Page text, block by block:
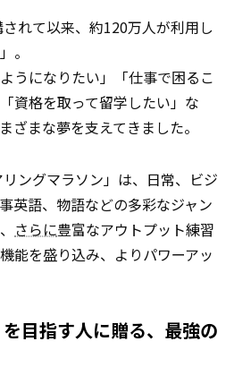
れて以来、約120万人が利用し
。
うになりたい」「仕事で困るこ
資格を取って留学したい」な
ざまな夢を支えてきました。
ングマラソン」は、日常、ビジ
英語、物語などの多彩なジャン
さらに豊富なアウトプット練習
能を盛り込み、よりパワーアッ
を目指す人に贈る、最強の